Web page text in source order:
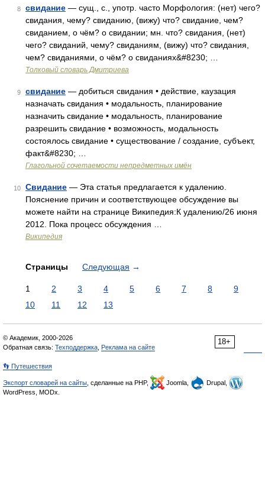
8 свидание — сущ., с., употр. часто Морфология: (нет) чего?
свидания, чему? свиданию, (вижу) что? свидание, чем?
свиданием, о чём? о свидании; мн. что? свидания, (нет)
чего? свиданий, чему? свиданиям, (вижу) что? свидания,
чем? свиданиями, о чём? о свиданиях&#8230; …
Толковый словарь Дмитриева
9 свидание — добиться свидания • действие, каузация
назначать свидания • модальность, планирование
назначить свидание • модальность, планирование
разрешить свидание • возможность, модальность
состоялось свидание • существование / создание, субъект,
факт&#8230; …
Глагольной сочетаемости непредметных имён
10 Свидание — Эта статья предлагается к удалению.
Пояснение причин и соответствующее обсуждение вы
можете найти на странице Википедия:К удалению/26 июня
2012. Пока процесс обсуждения …
Википедия
Страницы Следующая →
1 2 3 4 5 6 7 8
9
10
11 12 13
18+
© Академик, 2000-2026
Обратная связь: Техподдержка Реклама на сайте
👣 Путешествия
Экспорт словарей на сайты , сделанные на PHP, Joomla,
Drupal,
WordPress, MODx.